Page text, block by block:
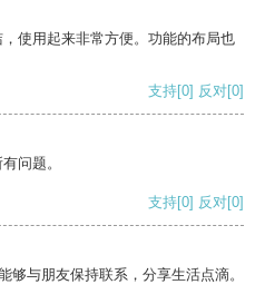
使用起来非常方便。功能的布局也
支持[0] 反对[0]
问题。
支持[0] 反对[0]
够与朋友保持联系，分享生活点滴。